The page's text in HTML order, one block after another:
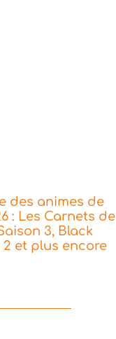
des animes de
: Les Carnets de
3, Black
2 et plus encore